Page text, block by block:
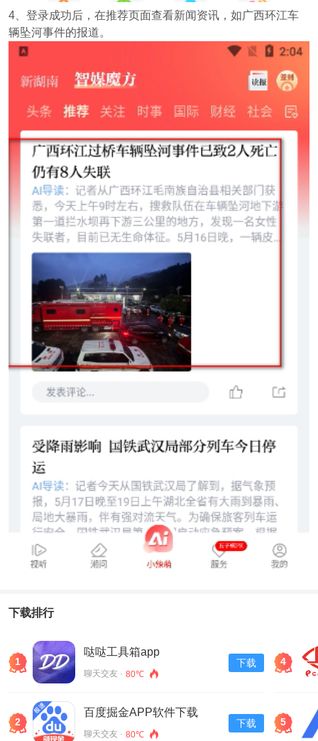
4、登录成功后，在推荐页面查看新闻资讯，如广西环江车
辆坠河事件的报道。
下载排行
1
哒哒工具箱app
聊天交友 · 80℃
下载
2
百度掘金APP软件下载
聊天交友 · 80℃
下载
4
5